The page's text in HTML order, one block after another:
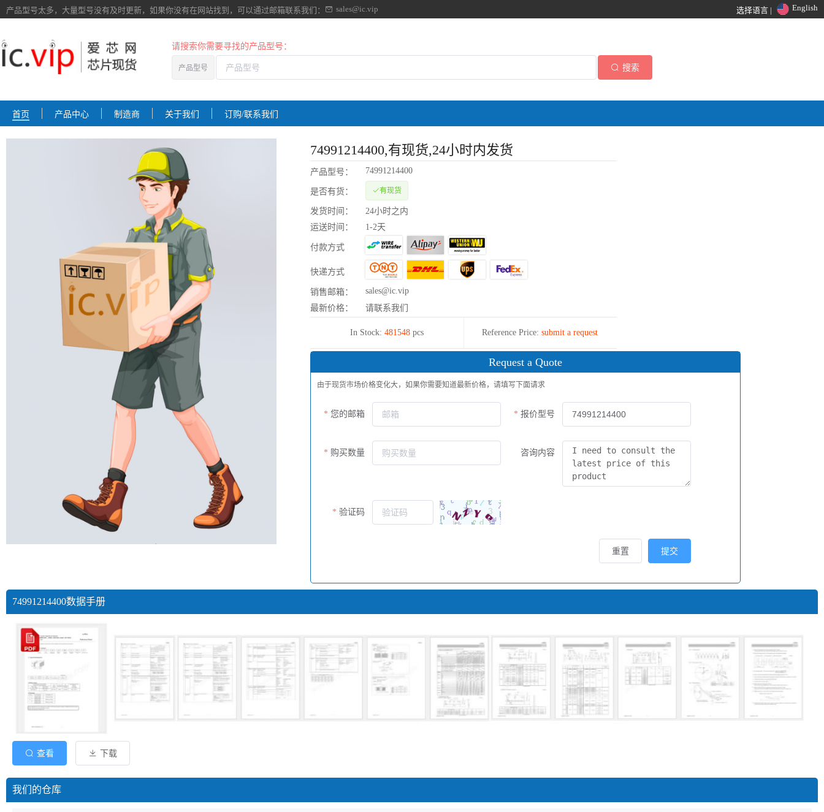
产品型号太多，大量型号没有及时更新，如果你没有在网站找到， 可以通过邮箱联系我们： sales@ic.vip 选择语言 | English
请搜索你需要寻找的产品型号：
产品型号 搜索
首页 产品中心 制造商 关于我们 订购/联系我们
74991214400,有现货,24小时内发货
产品型号： 74991214400
是否有货： 有现货
发货时间：
24小时之内
运送时间：
1-2天
付款方式
快递方式
销售邮箱：
sales@ic.vip
最新价格：
请联系我们
In Stock: 481548 pcs Reference Price: submit a request
Request a Quote
由于现货市场价格变化大，如果你需要知道最新价格，请填写下面请求
您的邮箱 报价型号
购买数量 咨询内容
验证码
提交
重置
74991214400数据手册
查看 下载
我们的仓库